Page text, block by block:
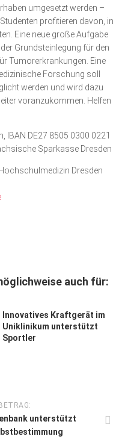
umgesetzt werden –
profitieren davon, in
Eine neue große Aufgabe
Grundstein­legung für den
Tumorerkrankungen. Eine
Forschung soll
werden und wird dazu
voranzukommen. Helfen
DE27 8505 0300 0221
Sparkasse Dresden
Dresden
auch für:
Innovatives Kraftgerät im
Uniklinikum unterstützt
Sportler
unterstützt